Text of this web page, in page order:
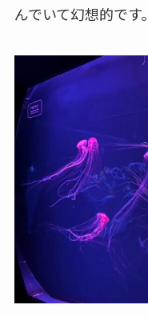
んでいて幻想的です。